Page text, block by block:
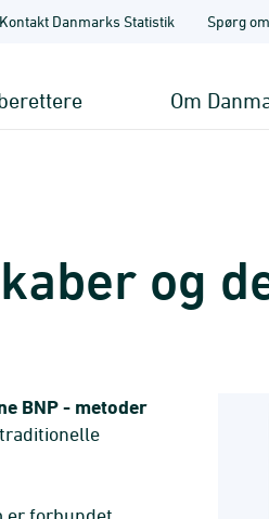
Kontakt Danmarks Statistik Spørg
Om
og
BNP - metoder